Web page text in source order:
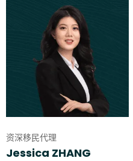
资深移民代理
Jessica ZHANG